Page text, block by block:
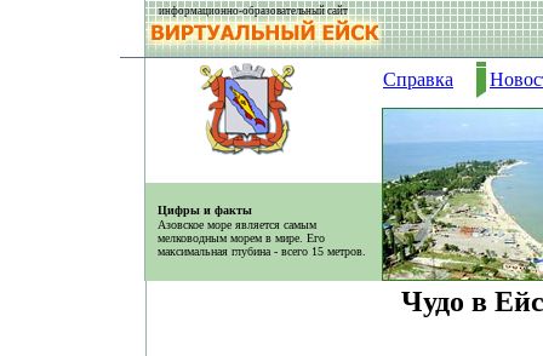
информационно-образовательный сайт
Цифры и факты
Азовское море является самым
мелководным морем в мире. Его
максимальная глубина - всего 15 метров.
Справка
Чудо в